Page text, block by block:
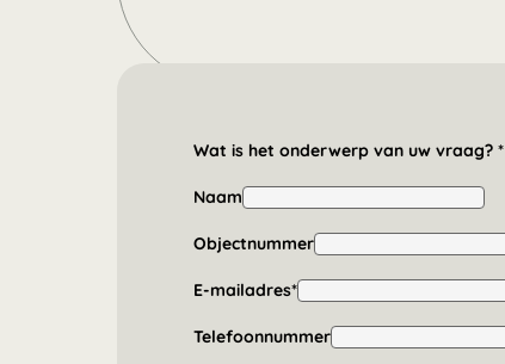
...
Wat is het onderwerp van uw vraag? *
Naam
Objectnummer
E-mailadres*
Telefoonnummer